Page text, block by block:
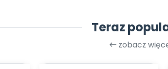
Teraz
zobacz